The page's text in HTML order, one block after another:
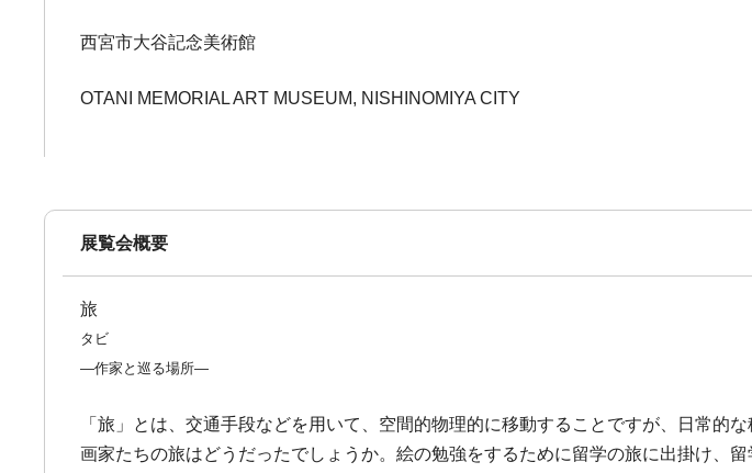
西宮市大谷記念美術館
OTANI MEMORIAL ART MUSEUM, NISHINOMIYA CITY
展覧会概要
旅
タビ
―作家と巡る場所―
「旅」とは、交通手段などを用いて、空間的物理的に移動することですが、日常的
画家たちの旅はどうだったでしょうか。絵の勉強をするために留学の旅に出掛け、